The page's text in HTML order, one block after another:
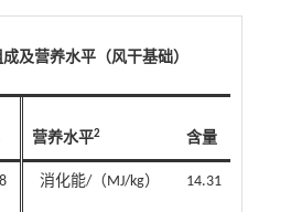
及营养水平（风干基础）
营养水平2 含量
消化能/（MJ/kg） 14.31